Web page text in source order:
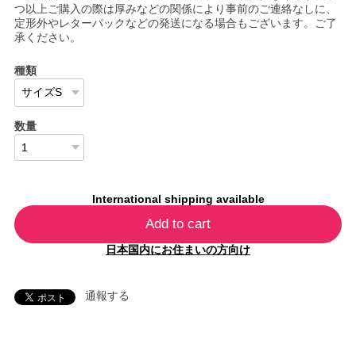
つ以上ご購入の際は厚みなどの関係により事前のご連絡なしに、
定形外やレターパックなどの発送になる場合もございます。ご了
承ください。
種類
数量
International shipping available
Add to cart
日本国内にお住まいの方向け
通報する